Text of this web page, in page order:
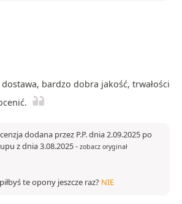
bardzo dobra jakość, trwałości
dodana przez P.P. dnia 2.09.2025 po
z dnia 3.08.2025- zobacz oryginał
te opony jeszcze raz? NIE